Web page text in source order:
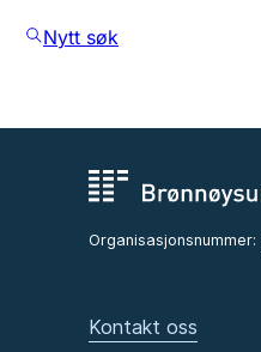
Nytt søk
Organisasjonsnummer:
Kontakt oss